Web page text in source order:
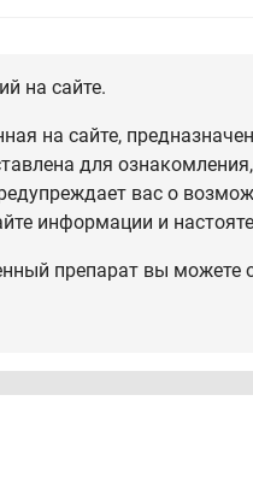
на сайте.
на сайте,
для
вас о
информации и
препарат вы можете